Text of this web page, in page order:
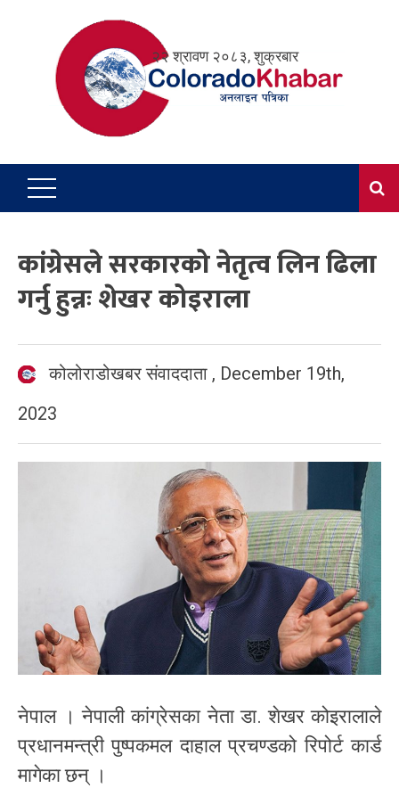
२२ श्रावण २०८३, शुक्रबार
कांग्रेसले सरकारको नेतृत्व लिन ढिला
गर्नु हुन्नः शेखर कोइराला
कोलोराडोखबर संवाददाता , December 19th,
2023
नेपाल । नेपाली कांग्रेसका नेता डा. शेखर कोइरालाले
प्रधानमन्त्री पुष्पकमल दाहाल प्रचण्डको रिपोर्ट कार्ड
मागेका छन् ।